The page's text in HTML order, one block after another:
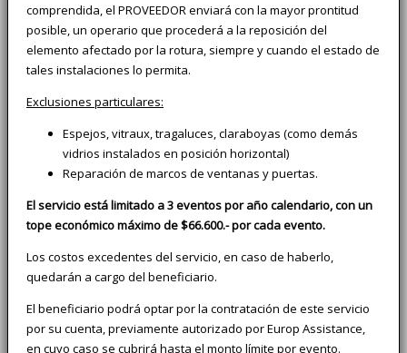
comprendida, el PROVEEDOR enviará con la mayor prontitud
posible, un operario que procederá a la reposición del
elemento afectado por la rotura, siempre y cuando el estado de
tales instalaciones lo permita.
Exclusiones particulares:
Espejos, vitraux, tragaluces, claraboyas (como demás
vidrios instalados en posición horizontal)
Reparación de marcos de ventanas y puertas.
El servicio está limitado a 3 eventos por año calendario, con un
tope económico máximo de $66.600.- por cada evento.
Los costos excedentes del servicio, en caso de haberlo,
quedarán a cargo del beneficiario.
El beneficiario podrá optar por la contratación de este servicio
por su cuenta, previamente autorizado por Europ Assistance,
en cuyo caso se cubrirá hasta el monto límite por evento.